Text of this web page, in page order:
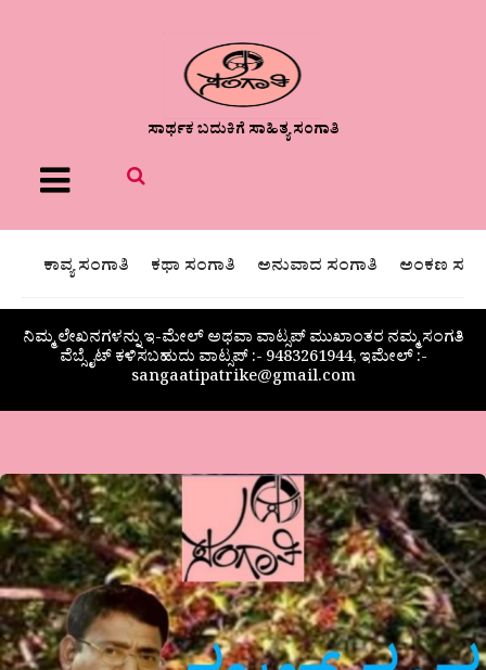
ಸಾರ್ಥಕ ಬದುಕಿಗೆ ಸಾಹಿತ್ಯ ಸಂಗಾತಿ
Menu
ಕಾವ್ಯ ಸಂಗಾತಿ ಕಥಾ ಸಂಗಾತಿ ಅನುವಾದ ಸಂಗಾತಿ ಅಂಕಣ
ನಿಮ್ಮ ಲೇಖನಗಳನ್ನು ಇ-ಮೇಲ್ ಅಥವಾ ವಾಟ್ಸಪ್ ಮುಖಾಂತರ ನಮ್ಮ ಸಂಗತಿ
ವೆಬ್ಸೈಟ್ ಕಳಿಸಬಹುದು ವಾಟ್ಸಪ್‌ :- 9483261944, ಇಮೇಲ್ :-
sangaatipatrike@gmail.com